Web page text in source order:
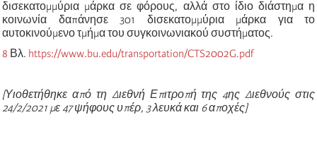
δισεκατομμύρια μάρκα σε φόρους, αλλά στο ίδιο διάστημα η
κοινωνία δαπάνησε 301 δισεκατομμύρια μάρκα για το
αυτοκινούμενο τμήμα του συγκοινωνιακού συστήματος.
8 Βλ. https://www.bu.edu/transportation/CTS2002G.pdf
[Υιοθετήθηκε από τη Διεθνή Επιτροπή της 4ης Διεθνούς στις
24/2/2021 με 47 ψήφους υπέρ, 3 λευκά και 6 αποχές]